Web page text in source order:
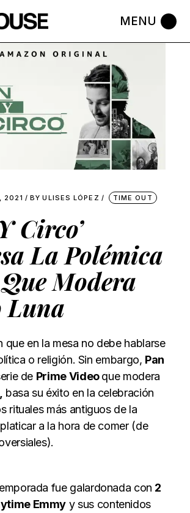
2021 BY ULISES LÓPEZ TIME OUT
Circo’
La Polémica
Modera
Luna
que en la mesa no debe hablarse
o religión. Sin embargo, Pan
de Prime Videoque modera
basa su éxito en la celebración
rituales más antiguos de la
a la hora de comer (de
fue galardonada con 2
Emmy y sus contenidos